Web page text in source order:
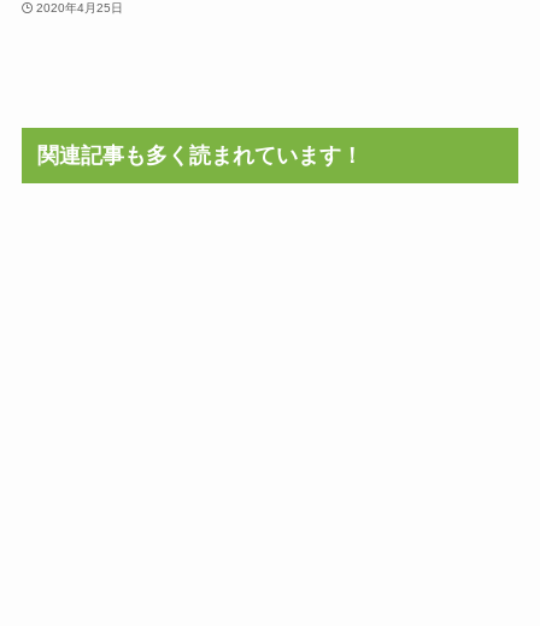
2020年4月25日
関連記事も多く読まれています！